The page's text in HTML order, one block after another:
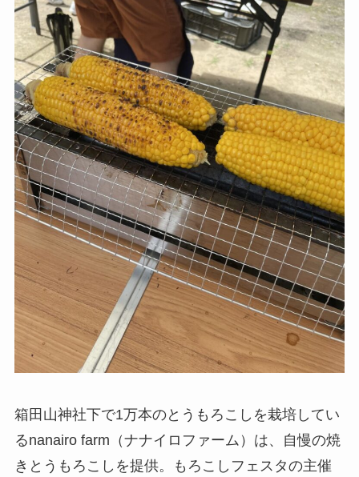
箱田山神社下で1万本のとうもろこしを栽培してい
るnanairo farm（ナナイロファーム）は、自慢の焼
きとうもろこしを提供。もろこしフェスタの主催